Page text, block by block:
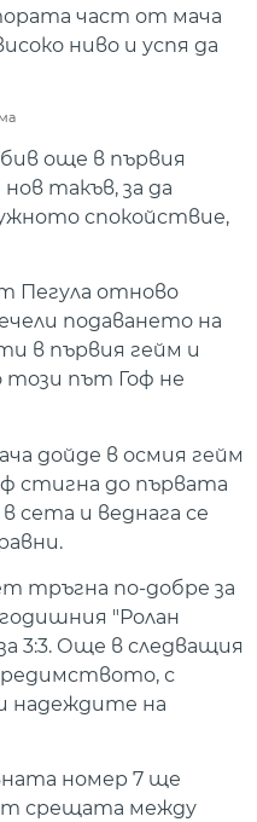
част от мача
ниво и успя да
още в първия
такъв, за да
спокойствие,
Пегула отново
подаването на
в първия гейм и
път Гоф не
дойде в осмия гейм
стигна до първата
сета и веднага се
по-добре за
"Ролан
3:3. Още в следващия
с
надеждите на
номер 7 ще
срещата между